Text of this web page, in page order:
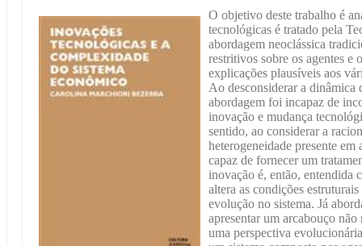
O objetivo deste trabalho é
tecnológicas é tratado pela
abordagem neoclássica
restritivos sobre os agentes e
explicações plausíveis aos
Ao desconsiderar a dinâmica
abordagem foi incapaz de
inovação e mudança
sentido, ao considerar a
heterogeneidade presente
capaz de fornecer um
inovação é, então, entendida
altera as condições
evolução no sistema. Já
apresentar um arcabouço
uma perspectiva